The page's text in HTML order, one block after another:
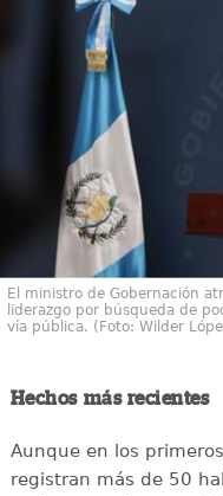
El ministro de Gobernación
liderazgo por búsqueda de
vía pública. (Foto: Wilder
Hechos más recientes
Aunque en los
registran más de 50